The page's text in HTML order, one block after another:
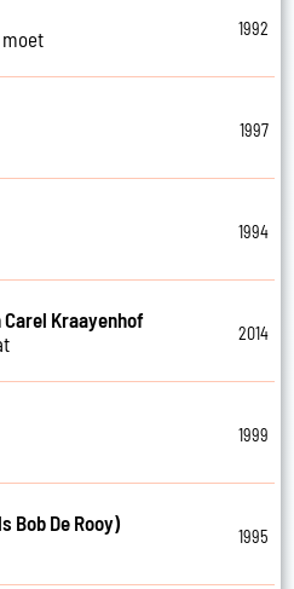
1992
1997
1994
Carel Kraayenhof
2014
1999
Bob De Rooy)
1995